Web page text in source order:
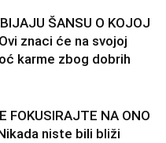
ŠANSU O KOJOJ
znaci će na svojoj
karme zbog dobrih
FOKUSIRAJTE NA ONO
niste bili bliži